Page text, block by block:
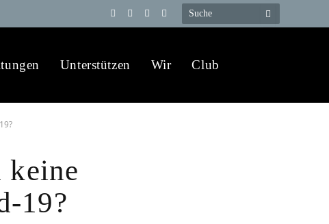
Telegram
YouTube
X
WhatsApp
Unterstützen Wir Club
keine
19?